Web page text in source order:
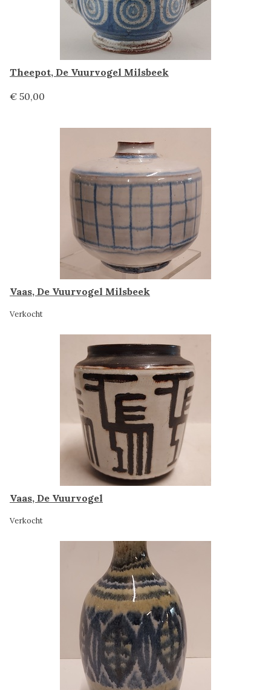
Theepot, De Vuurvogel Milsbeek
€ 50,00
Vaas, De Vuurvogel Milsbeek
Verkocht
Vaas, De Vuurvogel
Verkocht